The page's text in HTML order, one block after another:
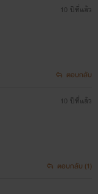
10 ปีที่แล้ว
ตอบกลับ
10 ปีที่แล้ว
ตอบกลับ (1)